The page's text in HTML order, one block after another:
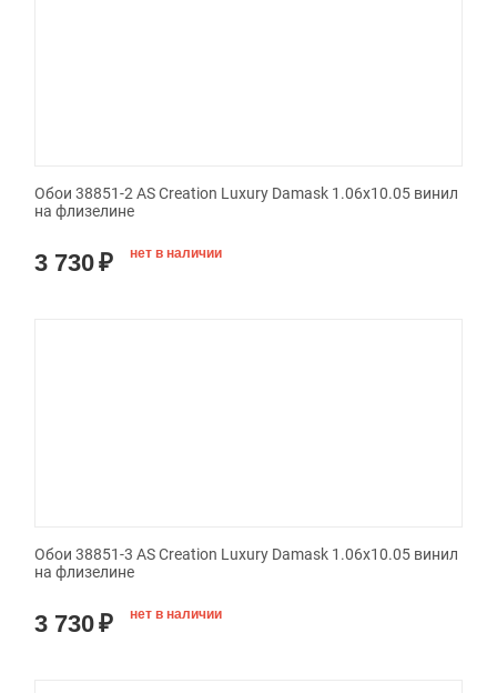
Обои 38851-2 AS Creation Luxury Damask 1.06x10.05 винил
на флизелине
3 730₽ нет в наличии
Обои 38851-3 AS Creation Luxury Damask 1.06x10.05 винил
на флизелине
3 730₽ нет в наличии